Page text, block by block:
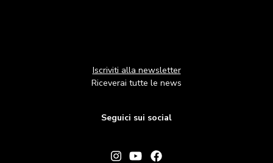
Iscriviti alla newsletter
Riceverai tutte le news
Seguici sui social